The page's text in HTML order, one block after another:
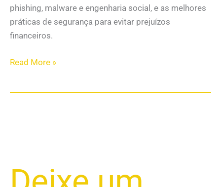
phishing, malware e engenharia social, e as melhores
práticas de segurança para evitar prejuízos
financeiros.
Read More »
DIGITAIS